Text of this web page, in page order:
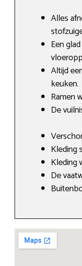
Alles
Een
Altijd
keuken.
Ramen
De
Kleding
Kleding
De